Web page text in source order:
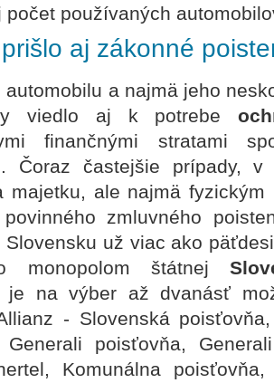
počet používaných
aj zákonné
automobilu a najmä jeho
viedlo aj k potrebe
finančnými stratami
Čoraz častejšie prípady,
majetku, ale najmä fyzickým
zmluvného
Slovensku už viac ako
monopolom štátnej
je na výber až dvanásť
- Slovenská
Generali poisťovňa,
Komunálna